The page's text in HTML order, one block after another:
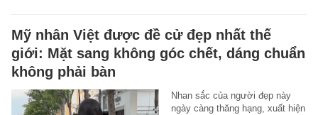
Mỹ nhân Việt được đề cử đẹp nhất thế
giới: Mặt sang không góc chết, dáng chuẩn
không phải bàn
Nhan sắc của người đẹp này
ngày càng thăng hạng, xuất hiện